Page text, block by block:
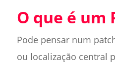
O que é um
Pode pensar num
ou localização central